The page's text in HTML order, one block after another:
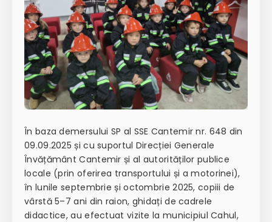
În baza demersului SP al SSE Cantemir nr. 648 din
09.09.2025 și cu suportul Direcției Generale
Învățământ Cantemir și al autorităților publice
locale (prin oferirea transportului și a motorinei),
în lunile septembrie și octombrie 2025, copiii de
vârstă 5–7 ani din raion, ghidați de cadrele
didactice, au efectuat vizite la municipiul Cahul,